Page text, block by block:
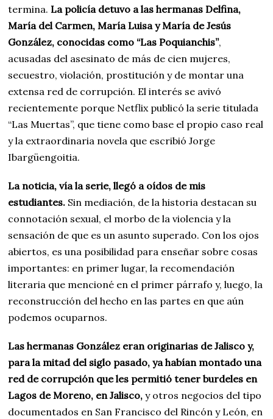
termina. La policía detuvo a las hermanas Delfina,
María del Carmen, María Luisa y María de Jesús
González, conocidas como “Las Poquianchis”,
acusadas del asesinato de más de cien mujeres,
secuestro, violación, prostitución y de montar una
extensa red de corrupción. El interés se avivó
recientemente porque Netflix publicó la serie titulada
“Las Muertas”, que tiene como base el propio caso real
y la extraordinaria novela que escribió Jorge
Ibargüengoitia.
La noticia, vía la serie, llegó a oídos de mis
estudiantes. Sin mediación, de la historia destacan su
connotación sexual, el morbo de la violencia y la
sensación de que es un asunto superado. Con los ojos
abiertos, es una posibilidad para enseñar sobre cosas
importantes: en primer lugar, la recomendación
literaria que mencioné en el primer párrafo y, luego, la
reconstrucción del hecho en las partes en que aún
podemos ocuparnos.
Las hermanas González eran originarias de Jalisco y,
para la mitad del siglo pasado, ya habían montado una
red de corrupción que les permitió tener burdeles en
Lagos de Moreno, en Jalisco, y otros negocios del tipo
documentados en San Francisco del Rincón y León, en